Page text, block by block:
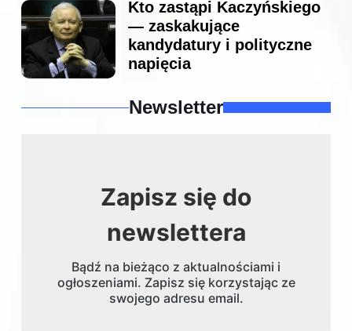
Kto zastąpi Kaczyńskiego
— zaskakujące
kandydatury i polityczne
napięcia
Newsletter
Zapisz się do
newslettera
Bądź na bieżąco z aktualnościami i
ogłoszeniami. Zapisz się korzystając ze
swojego adresu email.